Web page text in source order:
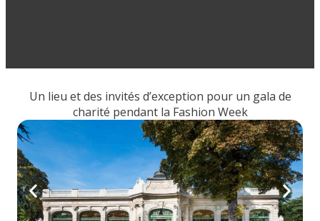
Un lieu et des invités d’exception pour un gala de
charité pendant la Fashion Week